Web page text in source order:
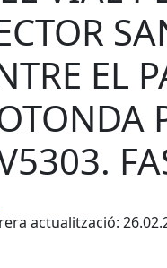
EL
actualització: